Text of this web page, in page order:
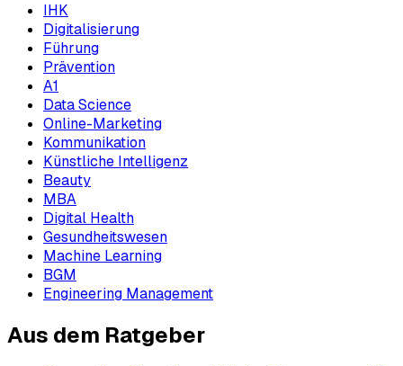
IHK
Digitalisierung
Führung
Prävention
A1
Data Science
Online-Marketing
Kommunikation
Künstliche Intelligenz
Beauty
MBA
Digital Health
Gesundheitswesen
Machine Learning
BGM
Engineering Management
Aus dem Ratgeber